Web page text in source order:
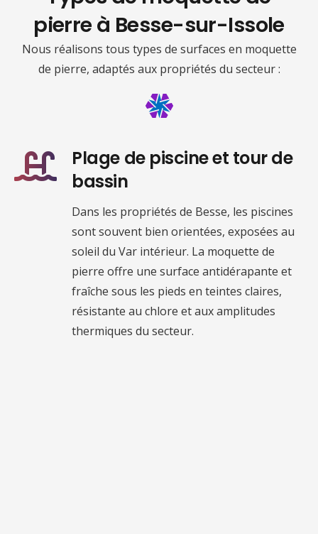
pierre à Besse-sur-Issole
Nous réalisons tous types de surfaces en moquette
de pierre, adaptés aux propriétés du secteur :
Plage de piscine et tour de
bassin
Dans les propriétés de Besse, les piscines
sont souvent bien orientées, exposées au
soleil du Var intérieur. La moquette de
pierre offre une surface antidérapante et
fraîche sous les pieds en teintes claires,
résistante au chlore et aux amplitudes
thermiques du secteur.